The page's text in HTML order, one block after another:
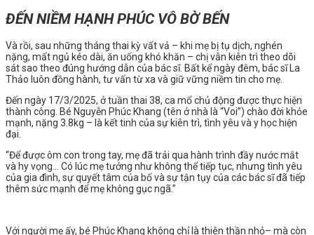
ĐẾN NIỀM HẠNH PHÚC VÔ BỜ BẾN
Và rồi, sau những tháng thai kỳ vất vả – khi mẹ bị tụ dịch, nghén
nặng, mất ngủ kéo dài, ăn uống khó khăn – chị vẫn kiên trì theo dõi
sát sao theo đúng hướng dẫn của bác sĩ. Bất kể ngày đêm, bác sĩ La
Thảo luôn đồng hành, tư vấn từ xa và giữ vững niềm tin cho mẹ.
Đến ngày 17/3/2025, ở tuần thai 38, ca mổ chủ động được thực hiện
thành công. Bé Nguyễn Phúc Khang (tên ở nhà là “Voi”) chào đời khỏe
mạnh, nặng 3.8kg – là kết tinh của sự kiên trì, tình yêu và y học hiện
đại.
“Để được ôm con trong tay, mẹ đã trải qua hành trình đầy nước mắt
và hy vọng… Có lúc mẹ tưởng như không thể tiếp tục, nhưng tình yêu
của gia đình, sự quyết tâm của bố và sự tận tụy của các bác sĩ đã tiếp
thêm sức mạnh để mẹ không gục ngã.”
Với người mẹ ấy, bé Phúc Khang không chỉ là thiên thần nhỏ– mà còn